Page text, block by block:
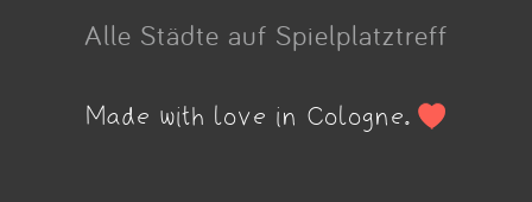
Alle Städte auf Spielplatztreff
Made with love in Cologne.